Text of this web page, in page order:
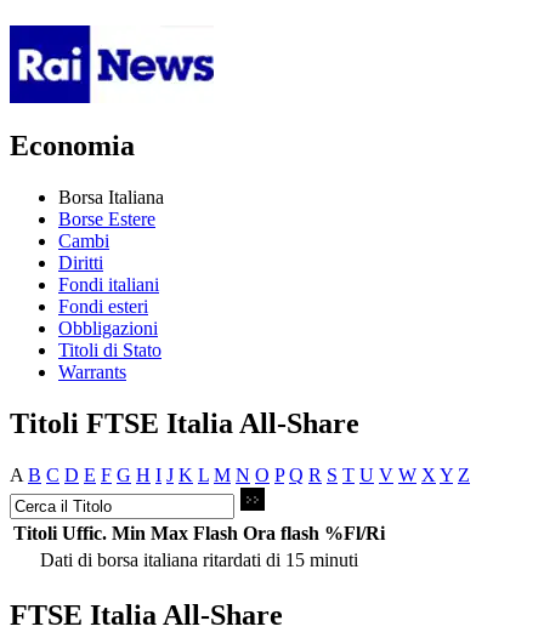
Economia
Borsa Italiana
Borse Estere
Cambi
Diritti
Fondi italiani
Fondi esteri
Obbligazioni
Titoli di Stato
Warrants
Titoli FTSE Italia All-Share
A B C D E F G H I J K L M N O P Q R S T U V W X Y Z
Titoli Uffic. Min Max Flash Ora flash %Fl/Ri
Dati di borsa italiana ritardati di 15 minuti
FTSE Italia All-Share